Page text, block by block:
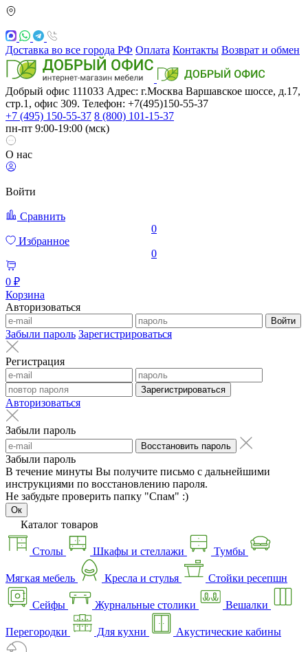
Доставка во все города РФ Оплата Контакты Возврат и обмен
Добрый офис 111033 Адрес: г.Москва Варшавское шоссе, д.17,
стр.1, офис 309. Телефон: +7(495)150-55-37
+7 (495) 150-55-37 8 (800) 101-15-37
пн-пт 9:00-19:00 (мск)
О нас
Войти
Сравнить
0
Избранное
0
0 ₽
Корзина
Авторизоваться
Войти
Забыли пароль Зарегистрироваться
Регистрация
Зарегистрироваться
Авторизоваться
Забыли пароль
Восстановить пароль
Забыли пароль
В течение минуты Вы получите письмо с дальнейшими
инструкциями по восстановлению пароля.
Не забудьте проверить папку "Спам" :)
Ок
Каталог товаров
Столы Шкафы и стеллажи Тумбы
Мягкая мебель Кресла и стулья Стойки ресепшн
Сейфы Журнальные столики Вешалки
Перегородки Для кухни Акустические кабины